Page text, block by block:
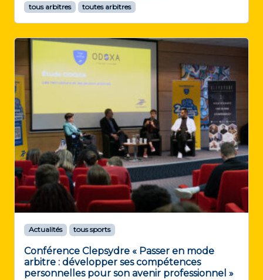
tous arbitres
toutes arbitres
Actualités tous sports
Conférence Clepsydre « Passer en mode
arbitre : développer ses compétences
personnelles pour son avenir professionnel »